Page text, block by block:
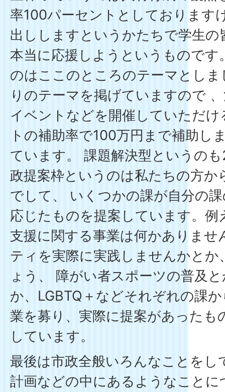
率100パーセントとしております
出ししますというかたちで学生
本当に応援しようというものです
のはここのところのテーマとし
りのテーマを掲げていますので
イベントなどを開催していただ
トの補助率で100万円まで補助し
ています。 課題解決型というの
政提案枠というのは私たちの方か
でして、 いくつかの課が自分の
応じたものを提案しています。例
支援に関する事業は何かありま
ティを実際に実践しませんかと
ょう、 障がい者スポーツの普及
か、LGBTQ＋などそれぞれの課
業を募り、実際に提案があったも
しています。
最後は市政全般いろんなことをし
計画などの中にあるようなこと